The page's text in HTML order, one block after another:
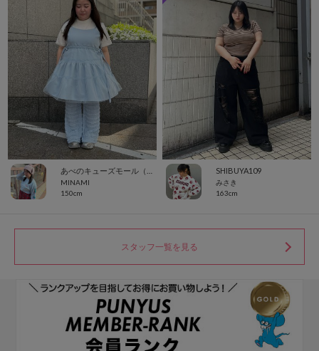
MINAMI
150cm
SHIBUYA109
みさき
163cm
スタッフ一覧を見る